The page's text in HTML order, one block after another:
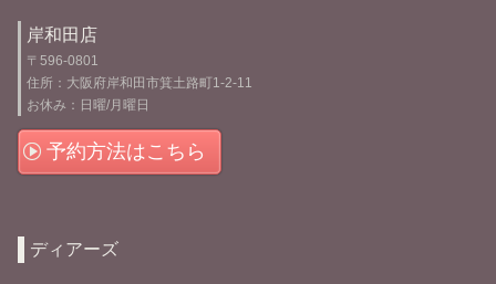
岸和田店
〒596-0801
住所：大阪府岸和田市箕土路町1-2-11
お休み：日曜/月曜日
予約方法はこちら
ディアーズ